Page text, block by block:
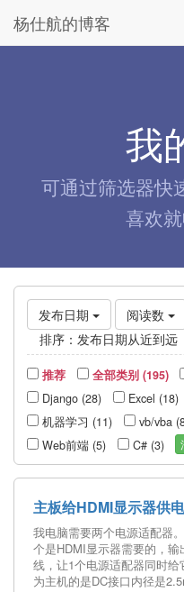
杨仕航的博客
我
可通过筛选器快
喜欢
发布日期 阅读数
排序： 发布日期从近到远
推荐 全部类别 (195)
Django (28)
Excel (18)
机器学习 (11)
vb/vba
Web前端 (5)
C# (3)
主板给HDMI显示器供电
我电脑需要两个电源适配器
个是HDMI显示器需要的，
线，让1个电源适配器同时
为主机的是DC接口内径是